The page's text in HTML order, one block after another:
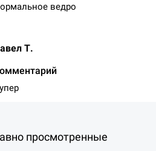
ведро
Т.
просмотренные